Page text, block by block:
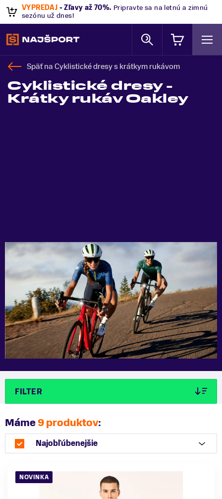
VÝPREDAJ - Zľavy až 70%. Pripravte sa na letnú a zimnú
sezónu už dnes!
Späť naCyklistické dresy s krátkym rukávom
Cyklistické dresy -
Krátky rukáv Oakley
FILTER
Máme9 produktov:
Najobľúbenejšie
NOVINKA